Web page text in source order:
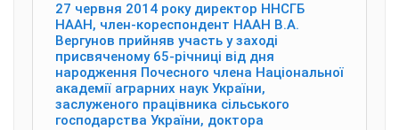
27 червня 2014 року директор ННСГБ
НААН, член-кореспондент НААН В.А.
Вергунов прийняв участь у заході
присвяченому 65-річниці від дня
народження Почесного члена Національної
академії аграрних наук України,
заслуженого працівника сільського
господарства України, доктора